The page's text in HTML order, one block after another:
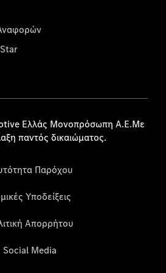
Ελλάς Μονοπρόσωπη Α.Ε.Με
παντός δικαιώματος.
Παρόχου
Υποδείξεις
Απορρήτου
Social Media